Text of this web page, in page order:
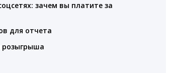
зачем вы платите за
для отчета
розыгрыша